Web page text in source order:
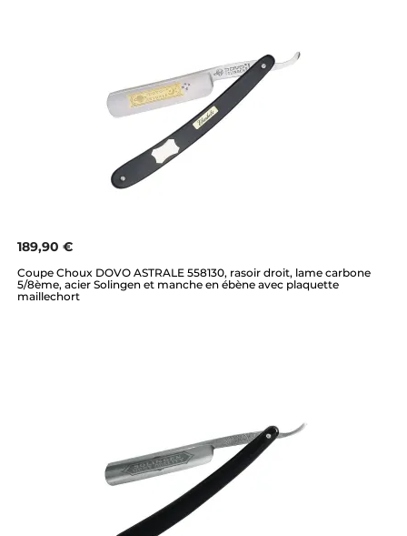
189,90 €
Coupe Choux DOVO ASTRALE 558130, rasoir droit, lame carbone
5/8ème, acier Solingen et manche en ébène avec plaquette
maillechort